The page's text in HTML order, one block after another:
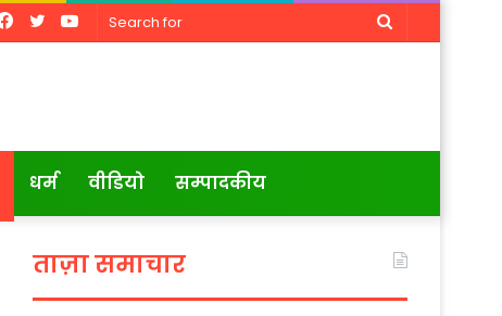
Search
YouTube
Twitter
Facebook
धर्म वीडियो सम्पादकीय
ताज़ा समाचार